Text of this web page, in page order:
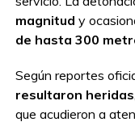
magnitud y
de hasta 300
Según reportes
resultaron heridas
que acudieron a